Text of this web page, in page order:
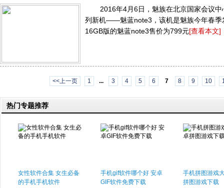
2016年4月6日，魅族在北京国家会议
列新机——魅蓝note3，该机是魅族今年春季
16GB版的魅蓝note3售价为799元[查看本文]
<<上一页 1 ... 3 4 5 6 7 8 9 10
热门专题推荐
女性软件合集 女生必备
的手机手机软件
手机gif软件哪个好 安卓
GIF软件免费下载
手机拼图游戏
拼图游戏下载